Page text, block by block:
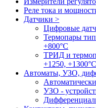
Реле тока и
Датчики >
Цифровые
Термопары
+800°C
ТРИД и
+1250, +1300°C
Автоматы, УЗО,
УЗО -